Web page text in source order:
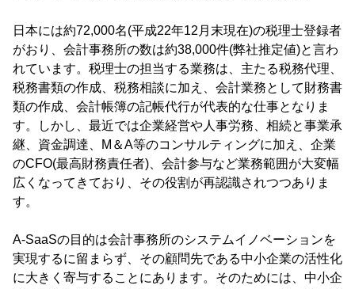
日本には約72,000名(平成22年12月末現在)の税理士登録者
がおり、会計事務所の数は約38,000件(弊社推定値)と言わ
れています。税理士の担当する業務は、主たる税務代理、
税務書類の作成、税務相談に加え、会計業務として財務書
類の作成、会計帳簿の記帳代行が代表的な仕事となりま
す。しかし、最近では企業経営や人事労務、相続と事業承
継、資金調達、M＆A等のコンサルティングに加え、企業
のCFO(最高財務責任者)、会計参与など業務範囲が大変幅
広くなってきており、その役割が再認識されつつありま
す。
A-SaaSの目的は会計事務所のシステムイノベーションを
実現するに留まらず、その顧問先である中小企業の活性化
に大きく寄与することにあります。そのためには、中小企